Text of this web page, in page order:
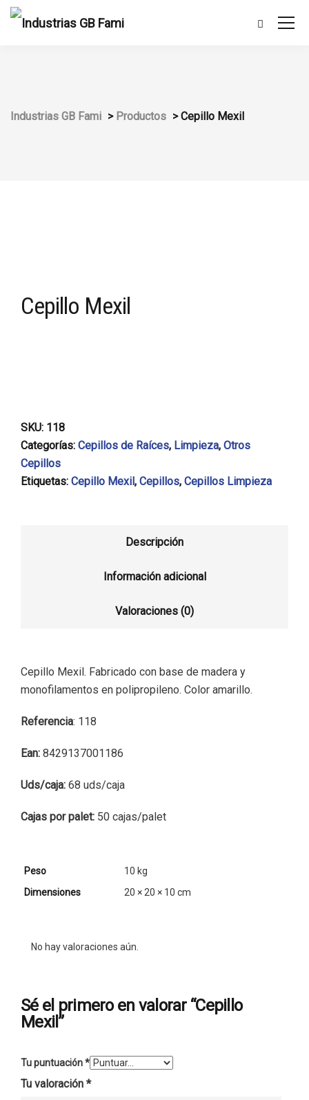
Industrias GB Fami > Productos >Cepillo Mexil
Cepillo Mexil
SKU: 118
Categorías: Cepillos de Raíces, Limpieza, Otros
Cepillos
Etiquetas: Cepillo Mexil, Cepillos, Cepillos Limpieza
Descripción
Información adicional
Valoraciones (0)
Cepillo Mexil. Fabricado con base de madera y
monofilamentos en polipropileno. Color amarillo.
Referencia: 118
Ean: 8429137001186
Uds/caja: 68 uds/caja
Cajas por palet: 50 cajas/palet
Peso
10 kg
Dimensiones
20 × 20 × 10 cm
No hay valoraciones aún.
Sé el primero en valorar “Cepillo
Mexil”
Tu puntuación*
Tu valoración *